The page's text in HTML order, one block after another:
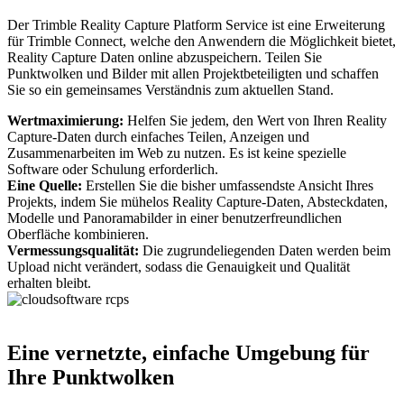
Der Trimble Reality Capture Platform Service ist eine Erweiterung
für Trimble Connect, welche den Anwendern die Möglichkeit bietet,
Reality Capture Daten online abzuspeichern. Teilen Sie
Punktwolken und Bilder mit allen Projektbeteiligten und schaffen
Sie so ein gemeinsames Verständnis zum aktuellen Stand.
Wertmaximierung: Helfen Sie jedem, den Wert von Ihren Reality
Capture-Daten durch einfaches Teilen, Anzeigen und
Zusammenarbeiten im Web zu nutzen. Es ist keine spezielle
Software oder Schulung erforderlich.
Eine Quelle: Erstellen Sie die bisher umfassendste Ansicht Ihres
Projekts, indem Sie mühelos Reality Capture-Daten, Absteckdaten,
Modelle und Panoramabilder in einer benutzerfreundlichen
Oberfläche kombinieren.
Vermessungsqualität: Die zugrundeliegenden Daten werden beim
Upload nicht verändert, sodass die Genauigkeit und Qualität
erhalten bleibt.
Eine vernetzte, einfache Umgebung für
Ihre Punktwolken